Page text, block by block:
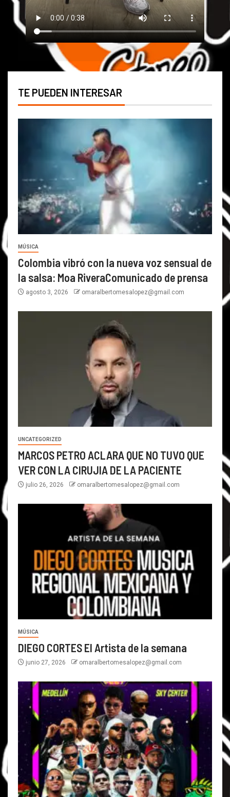
TE PUEDEN INTERESAR
MÚSICA
Colombia vibró con la nueva voz sensual de
la salsa: Moa RiveraComunicado de prensa
agosto 3, 2026 omaralbertomesalopez@gmail.com
UNCATEGORIZED
MARCOS PETRO ACLARA QUE NO TUVO QUE
VER CON LA CIRUJIA DE LA PACIENTE
julio 26, 2026 omaralbertomesalopez@gmail.com
MÚSICA
DIEGO CORTES El Artista de la semana
junio 27, 2026 omaralbertomesalopez@gmail.com